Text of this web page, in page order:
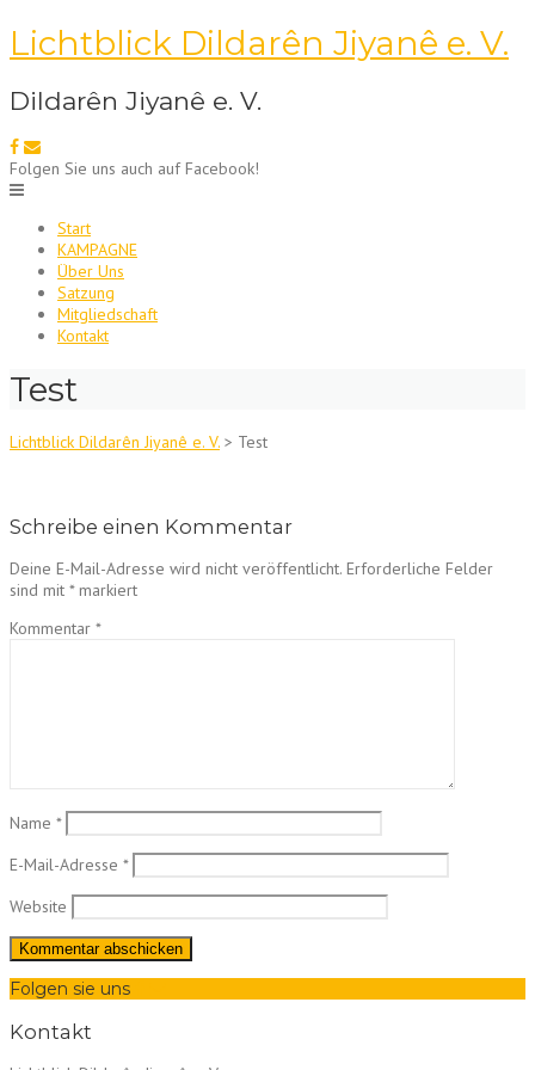
Skip
to
Lichtblick Dildarên Jiyanê e. V.
Dildarên Jiyanê e. V.
Folgen Sie uns auch auf Facebook!
Start
KAMPAGNE
Über Uns
Satzung
Mitgliedschaft
Kontakt
Test
Lichtblick Dildarên Jiyanê e. V. > Test
Schreibe einen Kommentar
Deine E-Mail-Adresse wird nicht veröffentlicht. Erforderliche Felder
sind mit *markiert
Kommentar *
Name *
E-Mail-Adresse *
Website
Folgen sie uns
Kontakt